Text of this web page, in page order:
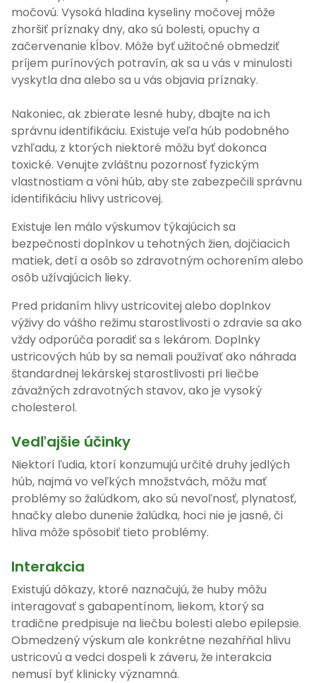
močovú. Vysoká hladina kyseliny močovej môže
zhoršiť príznaky dny, ako sú bolesti, opuchy a
začervenanie kĺbov. Môže byť užitočné obmedziť
príjem purínových potravín, ak sa u vás v minulosti
vyskytla dna alebo sa u vás objavia príznaky.
Nakoniec, ak zbierate lesné huby, dbajte na ich
správnu identifikáciu. Existuje veľa húb podobného
vzhľadu, z ktorých niektoré môžu byť dokonca
toxické. Venujte zvláštnu pozornosť fyzickým
vlastnostiam a vôni húb, aby ste zabezpečili správnu
identifikáciu hlivy ustricovej.
Existuje len málo výskumov týkajúcich sa
bezpečnosti doplnkov u tehotných žien, dojčiacich
matiek, detí a osôb so zdravotným ochorením alebo
osôb užívajúcich lieky.
Pred pridaním hlivy ustricovitej alebo doplnkov
výživy do vášho režimu starostlivosti o zdravie sa ako
vždy odporúča poradiť sa s lekárom. Doplnky
ustricových húb by sa nemali používať ako náhrada
štandardnej lekárskej starostlivosti pri liečbe
závažných zdravotných stavov, ako je vysoký
cholesterol.
Vedľajšie účinky
Niektorí ľudia, ktorí konzumujú určité druhy jedlých
húb, najmä vo veľkých množstvách, môžu mať
problémy so žalúdkom, ako sú nevoľnosť, plynatosť,
hnačky alebo dunenie žalúdka, hoci nie je jasné, či
hliva môže spôsobiť tieto problémy.
Interakcia
Existujú dôkazy, ktoré naznačujú, že huby môžu
interagovať s gabapentínom, liekom, ktorý sa
tradične predpisuje na liečbu bolesti alebo epilepsie.
Obmedzený výskum ale konkrétne nezahŕňal hlivu
ustricovú a vedci dospeli k záveru, že interakcia
nemusí byť klinicky významná.